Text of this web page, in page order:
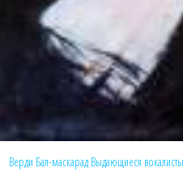
Верди Бал-маскарад Выдающиеся вокалисты